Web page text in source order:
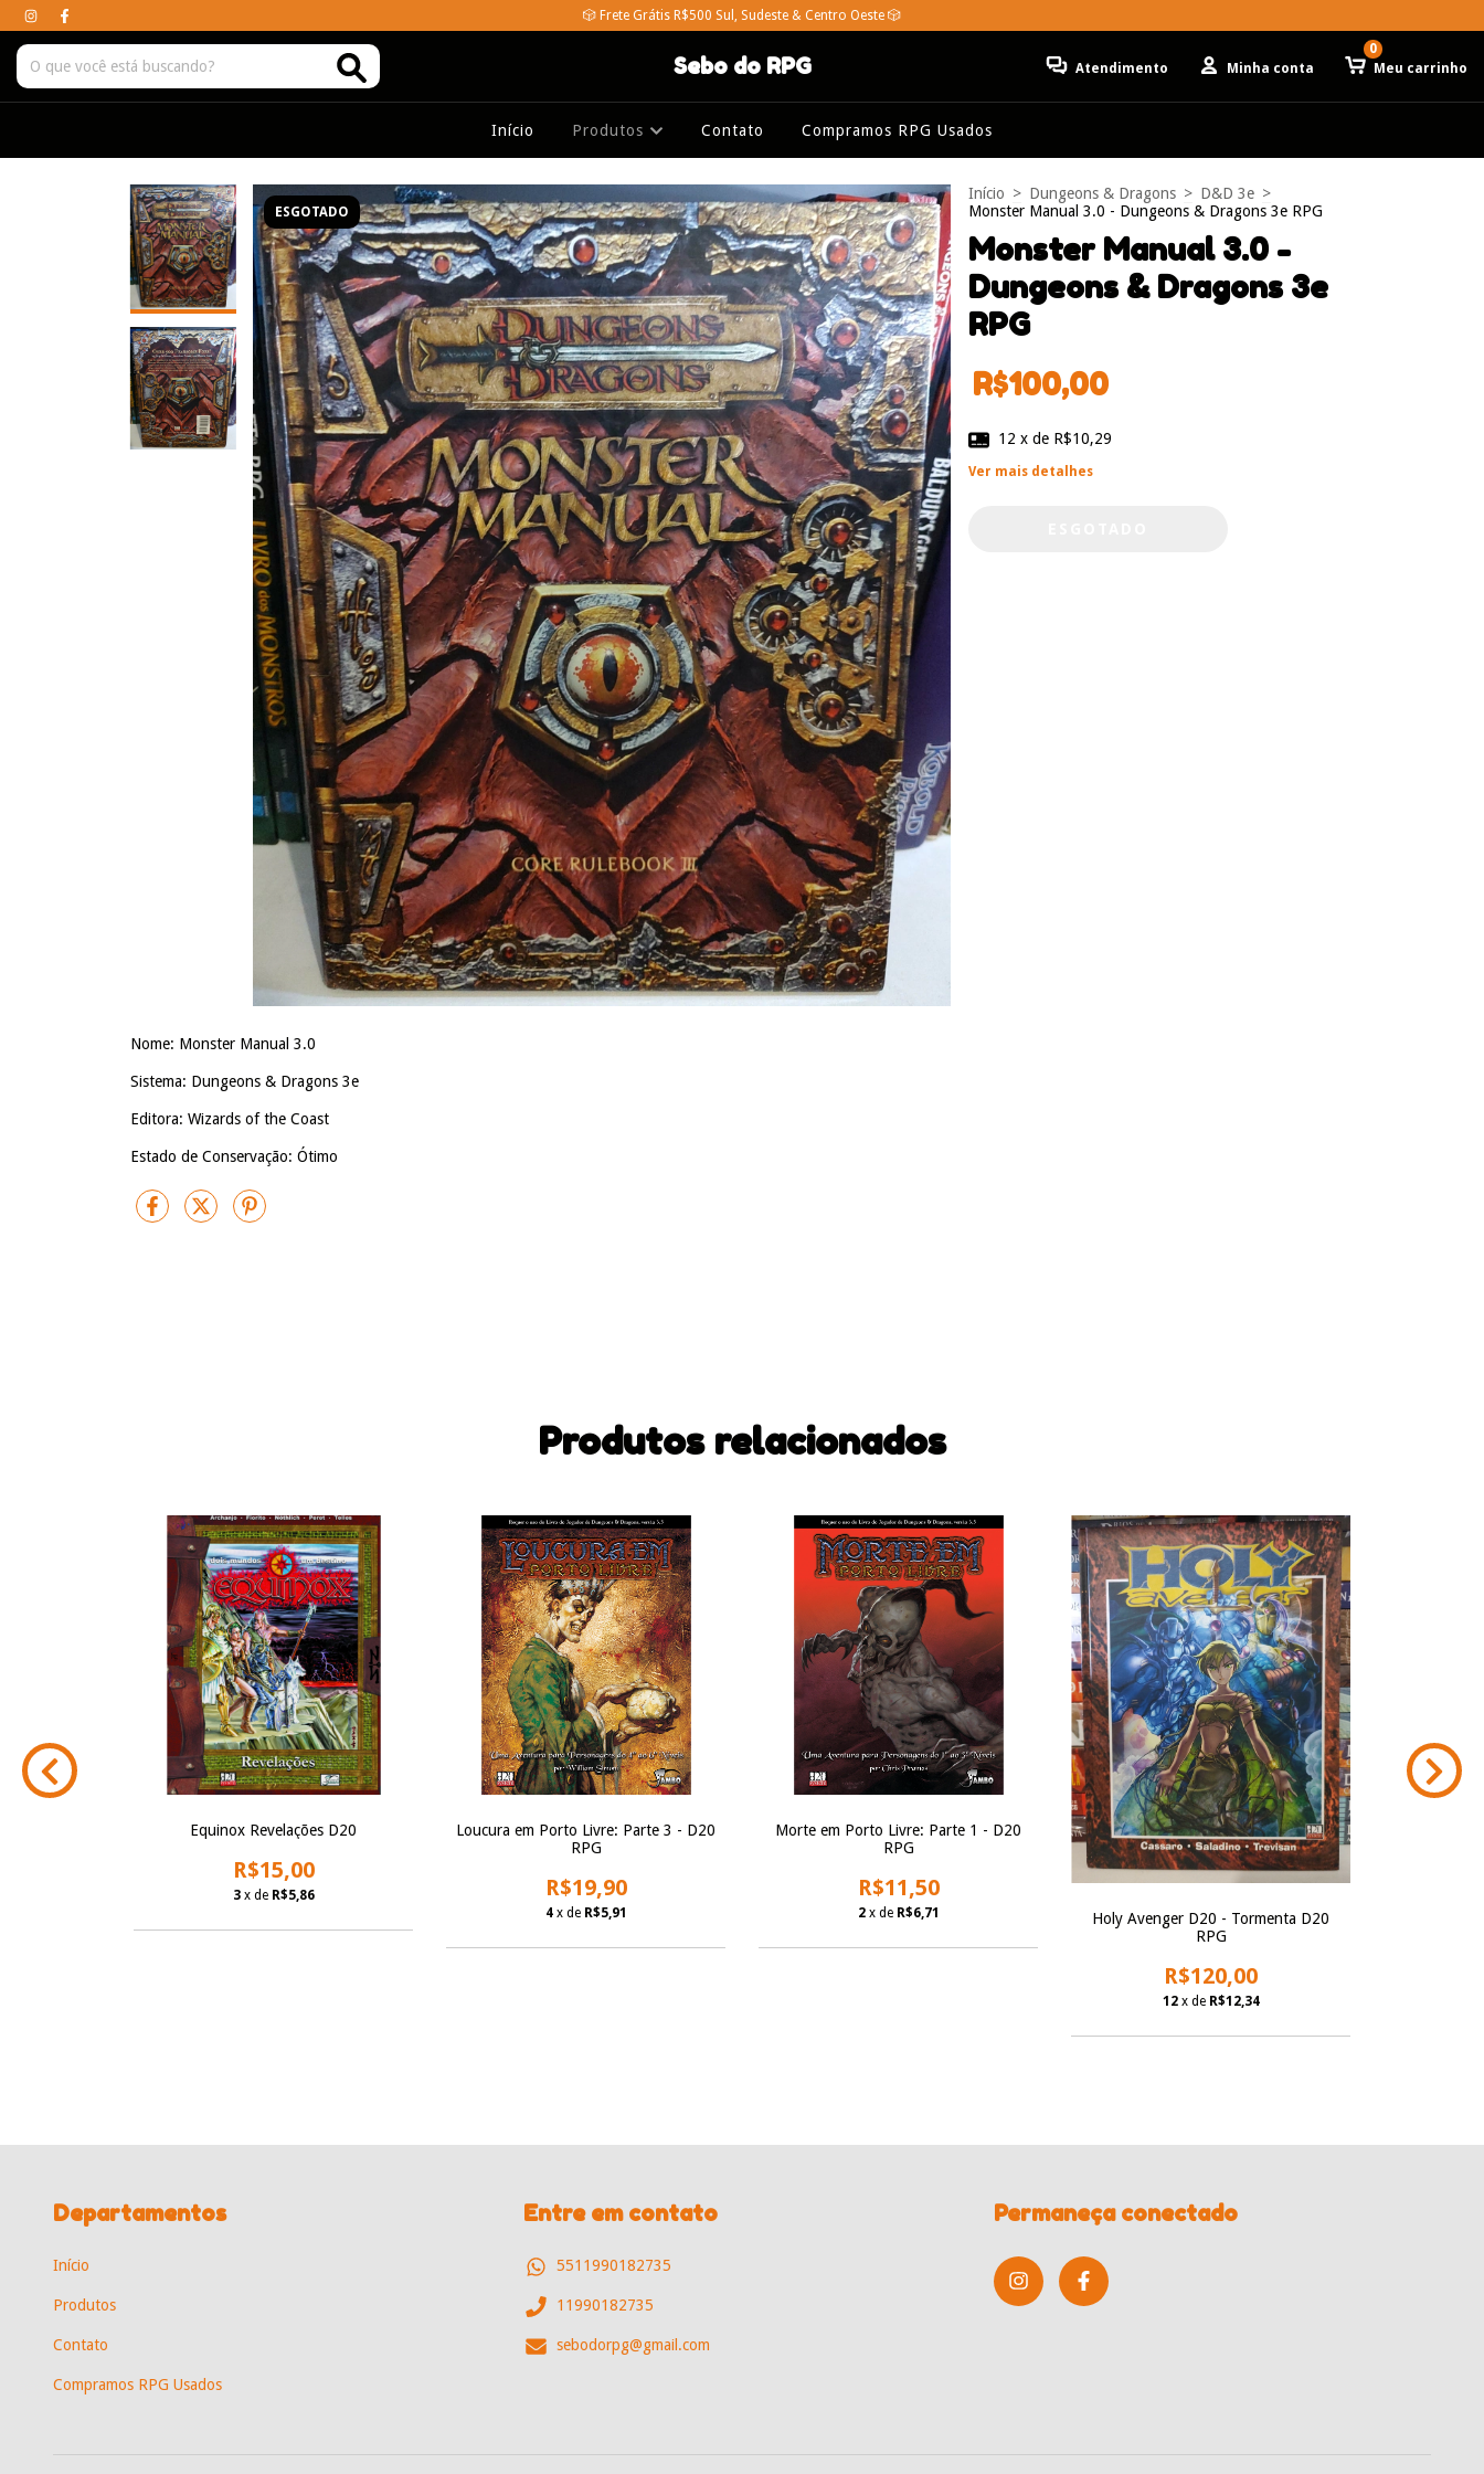
🎲 Frete Grátis R$500 Sul, Sudeste & Centro Oeste 🎲
Sebo do RPG Atendimento Minha conta Meu carrinho
0
Início Produtos Contato Compramos RPG Usados
ESGOTADO
Nome: Monster Manual 3.0
Sistema: Dungeons & Dragons 3e
Editora: Wizards of the Coast
Estado de Conservação: Ótimo
Início > Dungeons & Dragons > D&D 3e >
Monster Manual 3.0 - Dungeons & Dragons 3e RPG
Monster Manual 3.0 -
Dungeons & Dragons 3e
RPG
R$100,00
12 x de R$10,29
Ver mais detalhes
Produtos relacionados
Equinox Revelações D20
R$15,00
3 x de R$5,86
Loucura em Porto Livre: Parte 3 - D20
RPG
R$19,90
4 x de R$5,91
Morte em Porto Livre: Parte 1 - D20
RPG
R$11,50
2 x de R$6,71
Holy Avenger D20 - Tormenta D20
RPG
R$120,00
12 x de R$12,34
Departamentos
Início
Produtos
Contato
Compramos RPG Usados
Entre em contato
5511990182735
11990182735
sebodorpg@gmail.com
Permaneça conectado